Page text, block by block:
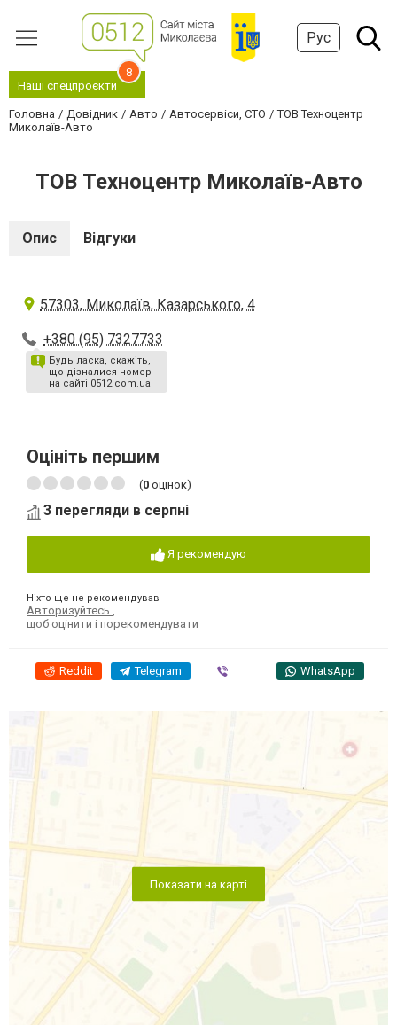
Рус
Наші спецпроєкти
8
Головна Довідник Авто Автосервіси, СТО
ТОВ Техноцентр
Миколаїв-Авто
ТОВ Техноцентр Миколаїв-Авто
Опис Відгуки
57303, Миколаїв, Казарського, 4
+380 (95) 7327733
Будь ласка, скажіть,
що дізналися номер
на сайті 0512.com.ua
Оцініть першим
(0 оцінок)
3 перегляди в серпні
Я рекомендую
Ніхто ще не рекомендував
Авторизуйтесь
щоб оцінити і порекомендувати
Reddit Telegram WhatsApp
Показати на карті